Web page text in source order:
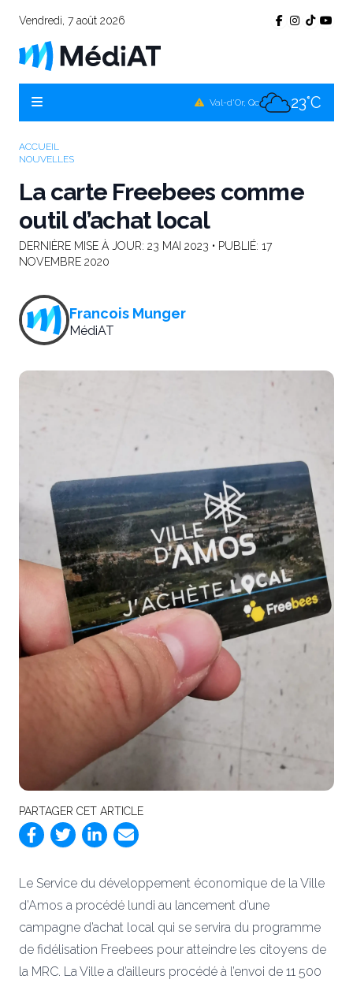
Vendredi, 7 août 2026
Val-d'Or, Qc 23°C
ACCUEIL
NOUVELLES
La carte Freebees comme
outil d’achat local
DERNIÈRE MISE À JOUR: 23 MAI 2023 • PUBLIÉ: 17
NOVEMBRE 2020
Francois Munger
MédiAT
PARTAGER CET ARTICLE
Le Service du développement économique de la Ville
d’Amos a procédé lundi au lancement d’une
campagne d’achat local qui se servira du programme
de fidélisation Freebees pour atteindre les citoyens de
la MRC. La Ville a d’ailleurs procédé à l’envoi de 11 500